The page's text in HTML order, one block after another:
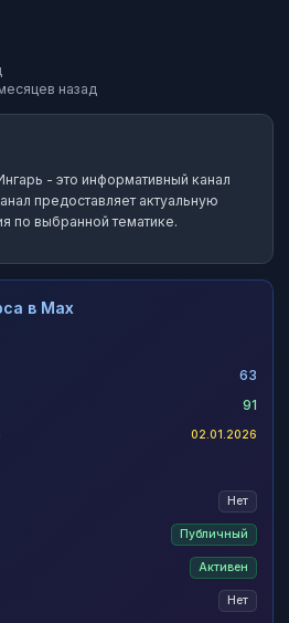
назад
- это информативный канал
предоставляет актуальную
по выбранной тематике.
в Max
63
91
02.01.2026
Нет
Публичный
Активен
Нет